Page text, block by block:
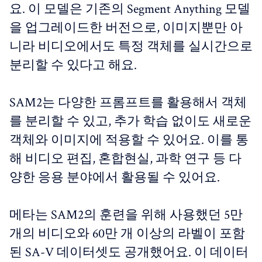
요. 이 모델은 기존의 Segment Anything 모델
을 업그레이드한 버전으로, 이미지뿐만 아
니라 비디오에서도 특정 객체를 실시간으로
분리할 수 있다고 해요.
SAM2는 다양한 프롬프트를 활용해서 객체
를 분리할 수 있고, 추가 학습 없이도 새로운
객체와 이미지에 적용할 수 있어요. 이를 통
해 비디오 편집, 혼합현실, 과학 연구 등 다
양한 응용 분야에서 활용될 수 있어요.
메타는 SAM2의 훈련을 위해 사용했던 5만
개의 비디오와 60만 개 이상의 라벨이 포함
된 SA-V 데이터셋도 공개했어요. 이 데이터